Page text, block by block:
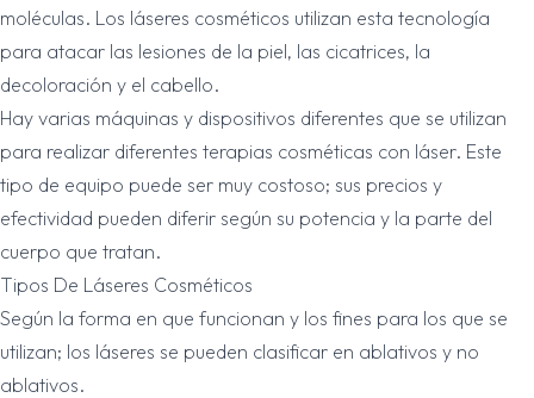
moléculas. Los láseres cosméticos utilizan esta tecnología
para atacar las lesiones de la piel, las cicatrices, la
decoloración y el cabello.
Hay varias máquinas y dispositivos diferentes que se utilizan
para realizar diferentes terapias cosméticas con láser. Este
tipo de equipo puede ser muy costoso; sus precios y
efectividad pueden diferir según su potencia y la parte del
cuerpo que tratan.
Tipos De Láseres Cosméticos
Según la forma en que funcionan y los fines para los que se
utilizan; los láseres se pueden clasificar en ablativos y no
ablativos.
Chat With Us
Online